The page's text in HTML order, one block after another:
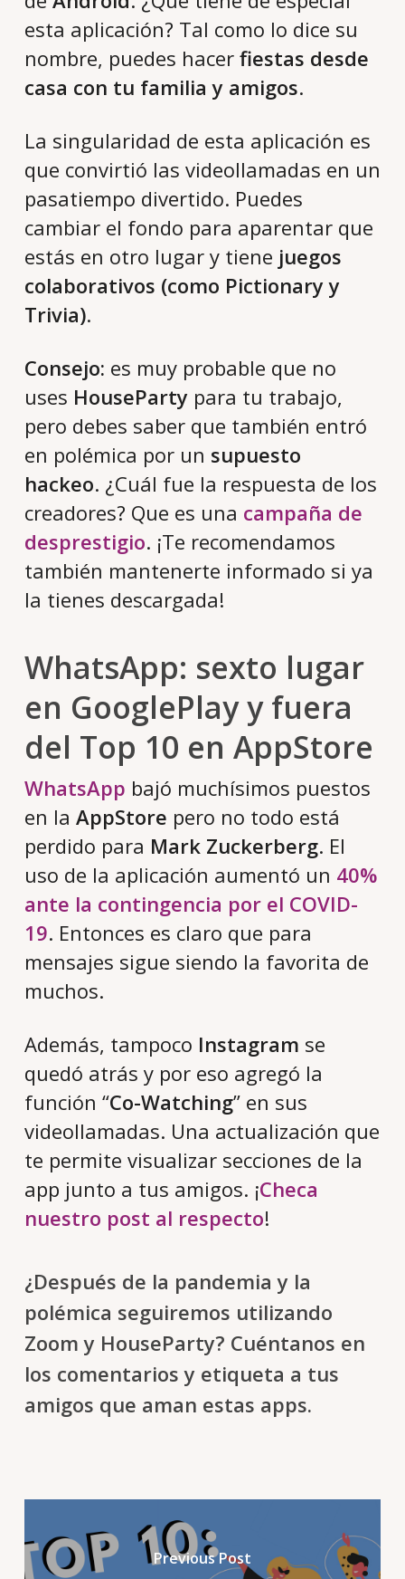
esta aplicación? Tal como lo dice su
nombre, puedes hacer fiestas desde
casa con tu familia y amigos.
La singularidad de esta aplicación es
que convirtió las videollamadas en un
pasatiempo divertido. Puedes
cambiar el fondo para aparentar que
estás en otro lugar y tiene juegos
colaborativos (como Pictionary y
Trivia).
Consejo: es muy probable que no
uses HousePartypara tu trabajo,
pero debes saber que también entró
en polémica por un supuesto
hackeo. ¿Cuál fue la respuesta de los
creadores? Que es una campaña de
desprestigio. ¡Te recomendamos
también mantenerte informado si ya
la tienes descargada!
WhatsApp: sexto lugar
en GooglePlay y fuera
del Top 10 en AppStore
WhatsApp bajó muchísimos puestos
en la AppStore pero no todo está
perdido para Mark Zuckerberg. El
uso de la aplicación aumentó un 40%
ante la contingencia por el COVID-
19. Entonces es claro que para
mensajes sigue siendo la favorita de
muchos.
Además, tampoco Instagram se
quedó atrás y por eso agregó la
función “Co-Watching” en sus
videollamadas. Una actualización que
te permite visualizar secciones de la
app junto a tus amigos. ¡Checa
nuestro post al respecto!
¿Después de la pandemia y la
polémica seguiremos utilizando
Zoom y HouseParty? Cuéntanos en
los comentarios y etiqueta a tus
amigos que aman estas apps.
Previous Post